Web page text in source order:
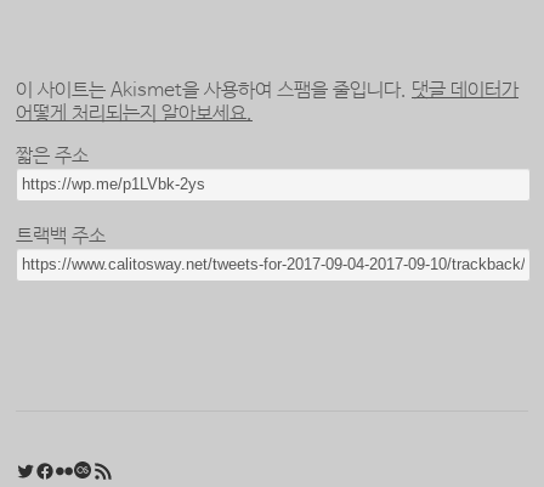
이 사이트는 Akismet을 사용하여 스팸을 줄입니다. 댓글 데이터가
어떻게 처리되는지 알아보세요.
짧은 주소
트랙백 주소
Twitter
Facebook
FlickrLast.fm